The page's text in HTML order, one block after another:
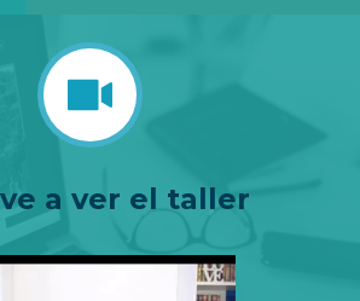
a ver el taller